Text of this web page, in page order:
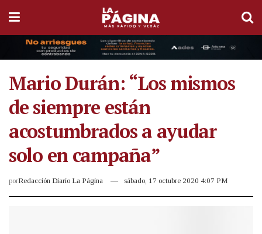
Mario Durán: “Los mismos
de siempre están
acostumbrados a ayudar
solo en campaña”
porRedacción Diario La Página sábado, 17 octubre 2020 4:07 PM